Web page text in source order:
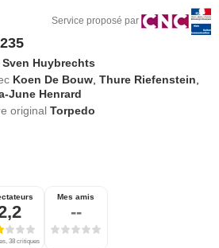
Service proposé par
Sven Huybrechts
Koen De Bouw ,Thure Riefenstein
June Henrard
originalTorpedo
38 critiques
Mes amis
--